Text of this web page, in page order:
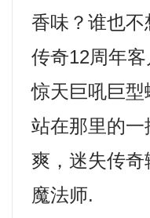
香味？谁也
传奇12周年
惊天巨吼巨
站在那里的
爽，迷失传
魔法师.